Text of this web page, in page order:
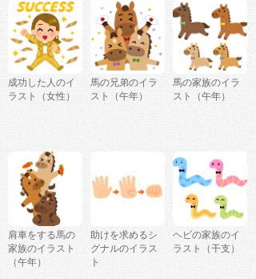
成功した人のイ
ラスト（女性）
馬の兄弟のイラ
スト（午年）
馬の家族のイラ
スト（午年）
肩車をする馬の
家族のイラスト
（午年）
助けを求めるシ
グナルのイラス
ト
ヘビの家族のイ
ラスト（干支）